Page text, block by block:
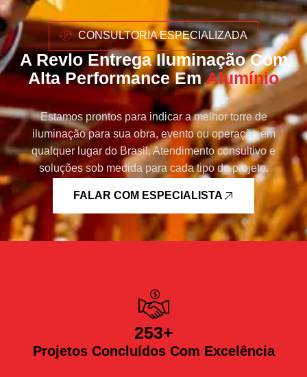
CONSULTORIA ESPECIALIZADA
A Revlo Entrega Iluminação Com
Alta Performance EmAlumínio
Estamos prontos para indicar a melhor torre de
iluminação para sua obra, evento ou operação em
qualquer lugar do Brasil. Atendimento consultivo e
soluções sob medida para cada tipo de projeto.
FALAR COM ESPECIALISTA
Projetos Concluídos Com Excelência
253+